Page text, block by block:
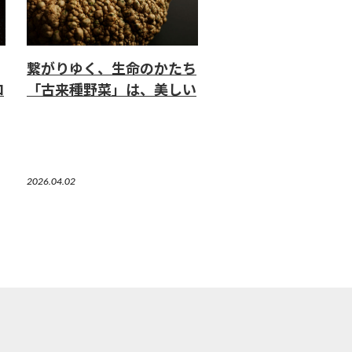
繋がりゆく、生命のかたち
「古来種野菜」は、美しい
2026.04.02